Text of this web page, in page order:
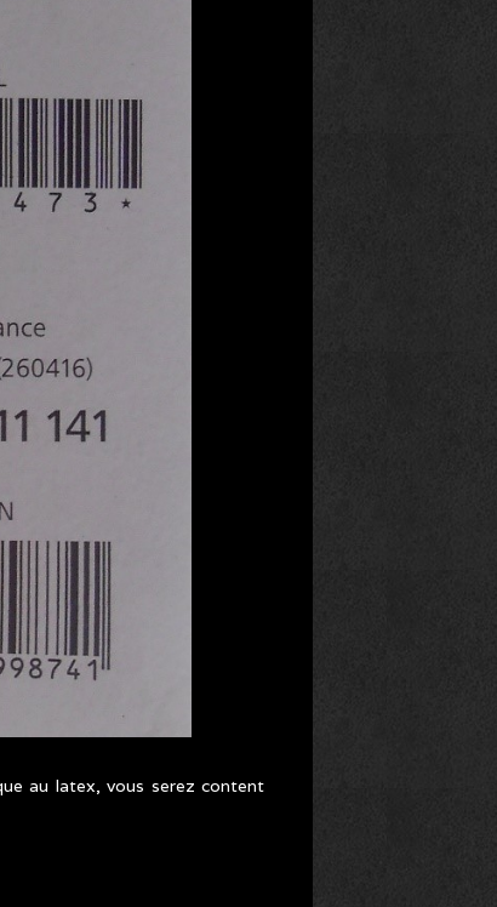
au latex, vous serez content